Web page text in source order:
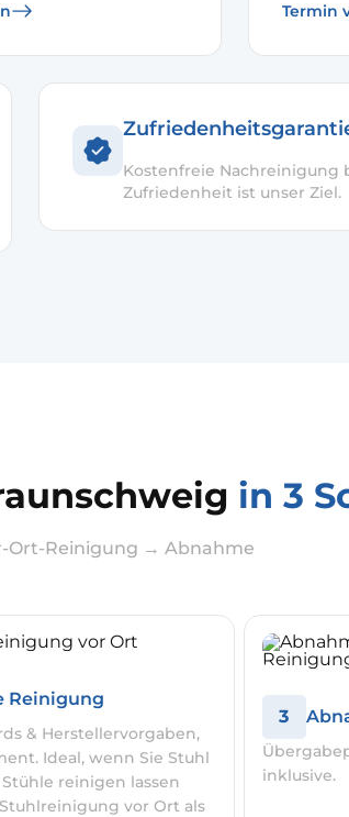
Termin
Kostenfreie Nachreinigung
Zufriedenheit ist unser Ziel.
in 3
Ort-Reinigung → Abnahme
Reinigung
& Herstellervorgaben,
Ideal, wenn Sie Stuhl
reinigen lassen
vor Ort als
3
inklusive.